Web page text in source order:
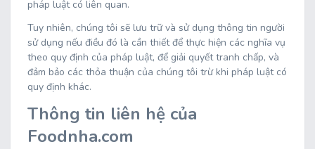
pháp luật có liên quan.
Tuy nhiên, chúng tôi sẽ lưu trữ và sử dụng thông tin người
sử dụng nếu điều đó là cần thiết để thực hiện các nghĩa vụ
theo quy định của pháp luật, để giải quyết tranh chấp, và
đảm bảo các thỏa thuận của chúng tôi trừ khi pháp luật có
quy định khác.
Thông tin liên hệ của
Foodnha.com